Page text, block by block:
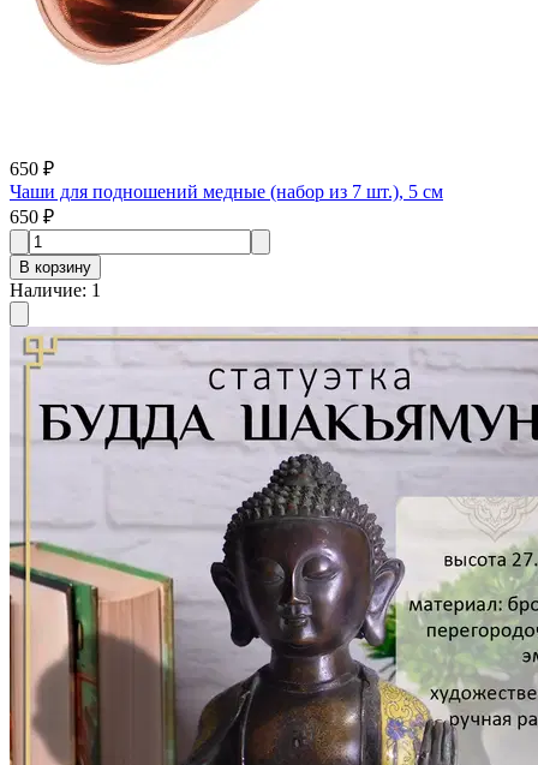
650 ₽
Чаши для подношений медные (набор из 7 шт.), 5 см
650 ₽
В корзину
Наличие: 1